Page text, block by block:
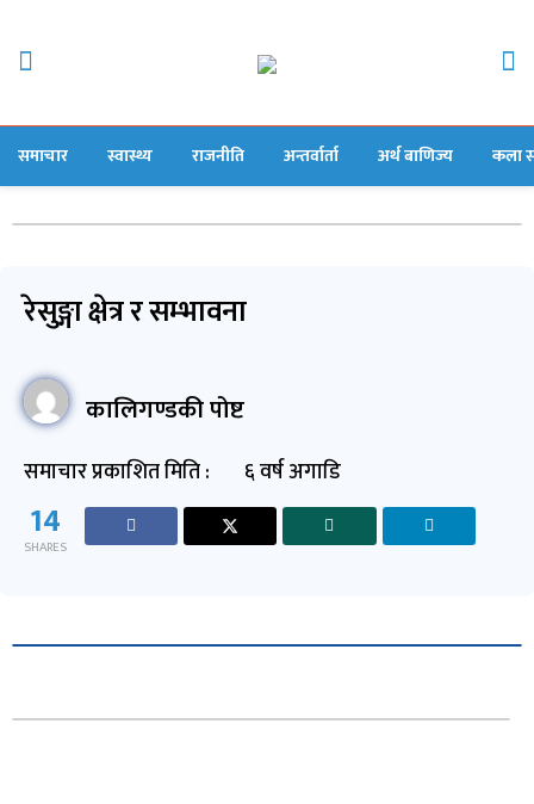
समाचार स्वास्थ्य राजनीति अन्तर्वार्ता अर्थ बाणिज्य कला
रेसुङ्गा क्षेत्र र सम्भावना
कालिगण्डकी पोष्ट
समाचार प्रकाशित मिति : ६ वर्ष अगाडि
14
SHARES